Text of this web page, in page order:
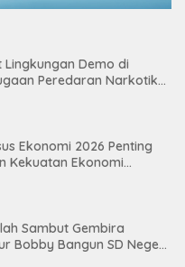
Lingkungan Demo di
Peredaran Narkotika
Ekonomi 2026 Penting
Kekuatan Ekonomi
Sambut Gembira
Bobby Bangun SD Negeri